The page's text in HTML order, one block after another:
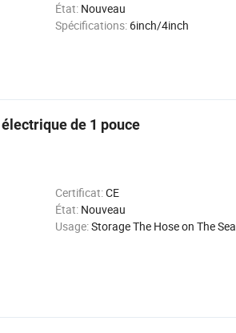
État: Nouveau
Spécifications: 6inch/4inch
de 1 pouce
Certificat:CE
État: Nouveau
Usage:Storage The Hose on The Sea